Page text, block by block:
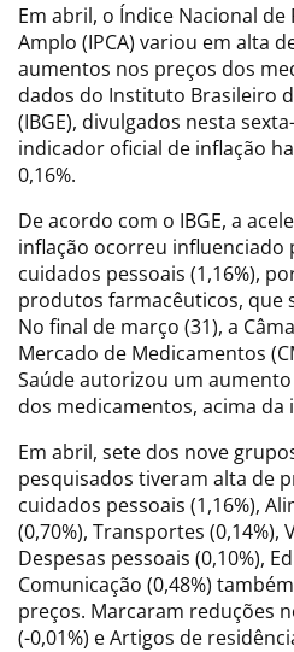
Em abril, o Índice Nacional
Amplo (IPCA) variou em alta
aumentos nos preços dos
dados do Instituto Brasileiro
(IBGE), divulgados nesta
indicador oficial de inflação
0,16%.
De acordo com o IBGE, a
inflação ocorreu influenciado
cuidados pessoais (1,16%),
produtos farmacêuticos, que
No final de março (31), a
Mercado de Medicamentos
Saúde autorizou um
dos medicamentos, acima
Em abril, sete dos nove
pesquisados tiveram alta de
cuidados pessoais (1,16%),
(0,70%), Transportes (0,14%),
Despesas pessoais (0,10%),
Comunicação (0,48%)
preços. Marcaram reduções
(-0,01%) e Artigos de